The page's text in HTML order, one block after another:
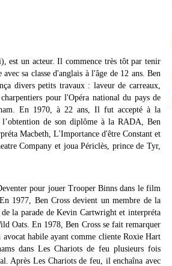
est un acteur. Il commence très tôt par tenir
sa classe d'anglais à l'âge de 12 ans. Ben
divers petits travaux : laveur de carreaux,
pour l'Opéra national du pays de
En 1970, à 22 ans, Il fut accepté à la
de son diplôme à la RADA, Ben
Macbeth, L'Importance d'être Constant et
Company et joua Périclès, prince de Tyr,
pour jouer Trooper Binns dans le film
1977, Ben Cross devient un membre de la
la parade de Kevin Cartwright et interpréta
Oats. En 1978, Ben Cross se fait remarquer
habile ayant comme cliente Roxie Hart
dans Les Chariots de feu plusieurs fois
Après Les Chariots de feu, il enchaîna avec